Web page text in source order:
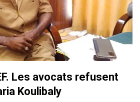
Les avocats refusent
Koulibaly